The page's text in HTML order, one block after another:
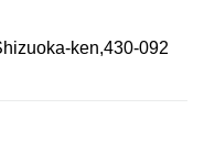
ken,430-092